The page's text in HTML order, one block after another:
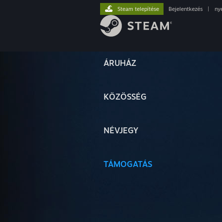
ÁRUHÁZ
KÖZÖSSÉG
NÉVJEGY
TÁMOGATÁS
Steam telepítése Bejelentkezés